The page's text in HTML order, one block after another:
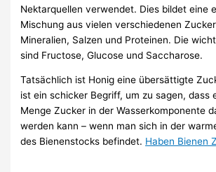
Nektarquellen verwendet. Dies bildet eine
Mischung aus vielen verschiedenen
Mineralien, Salzen und Proteinen. Die
sind Fructose, Glucose und Saccharose.
Tatsächlich ist Honig eine übersättigte
ist ein schicker Begriff, um zu sagen, dass
Menge Zucker in der Wasserkomponente
werden kann – wenn man sich in der
des Bienenstocks befindet. Haben Bienen